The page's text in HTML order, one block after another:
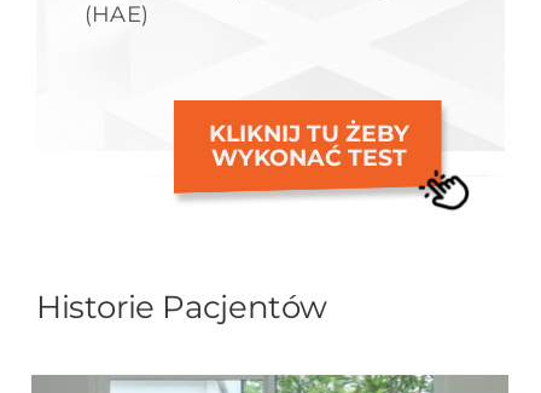
(HAE)
KLIKNIJ TU ŻEBY
WYKONAĆ TEST
Historie Pacjentów